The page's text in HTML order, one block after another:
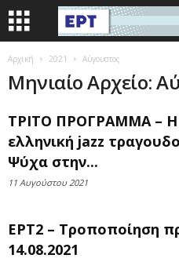
Αρχική 2021 Αύγουστος
Μηνιαίο Αρχείο:
ΤΡΙΤΟ ΠΡΟΓΡΑΜΜΑ – Η
ελληνική jazz
Ψύχα στην...
11 Αυγούστου 2021
ΕΡΤ2 – Τροποποίηση
14.08.2021